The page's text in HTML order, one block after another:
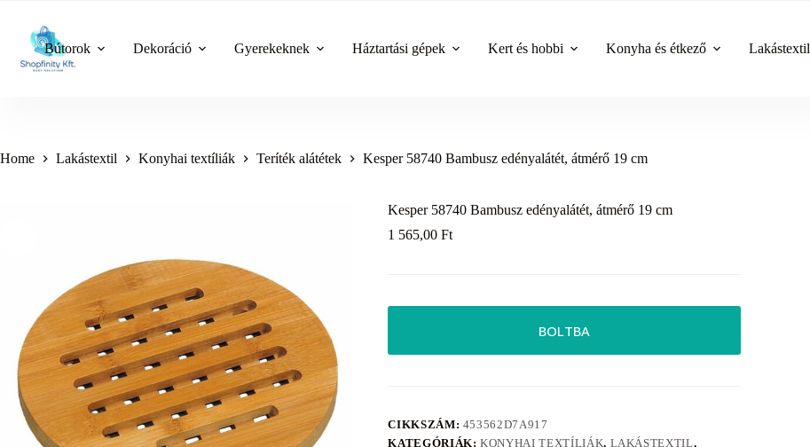
content
Bútorok Dekoráció Gyerekeknek Háztartási gépek Kert és hobbi Konyha és étkező Lakástextil
Home Lakástextil Konyhai textíliák Teríték alátétek Kesper 58740 Bambusz edényalátét, átmérő 19 cm
Kesper 58740 Bambusz edényalátét, átmérő 19 cm
1 565,00Ft
BOLTBA
CIKKSZÁM: 453562D7A917
KATEGÓRIÁK:KONYHAI TEXTÍLIÁK, LAKÁSTEXTIL,